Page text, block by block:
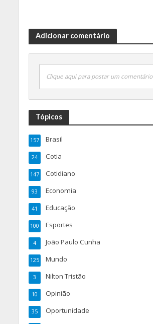
Adicionar comentário
Clique aqui para postar um comentário
Tópicos
Brasil
157
Cotia
24
Cotidiano
147
Economia
93
Educação
41
Esportes
100
João Paulo Cunha
4
Mundo
125
Nilton Tristão
3
Opinião
10
Oportunidade
35